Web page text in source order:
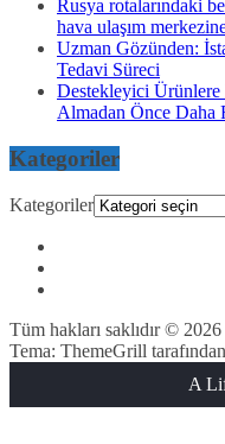
Rusya rotalarındaki
hava ulaşım
Uzman Gözünden:
Tedavi Süreci
Destekleyici Ürünlere
Almadan Önce Daha
Kategoriler
Kategoriler
Tüm hakları saklıdır © 2026
Tema: ThemeGrill tarafından
A